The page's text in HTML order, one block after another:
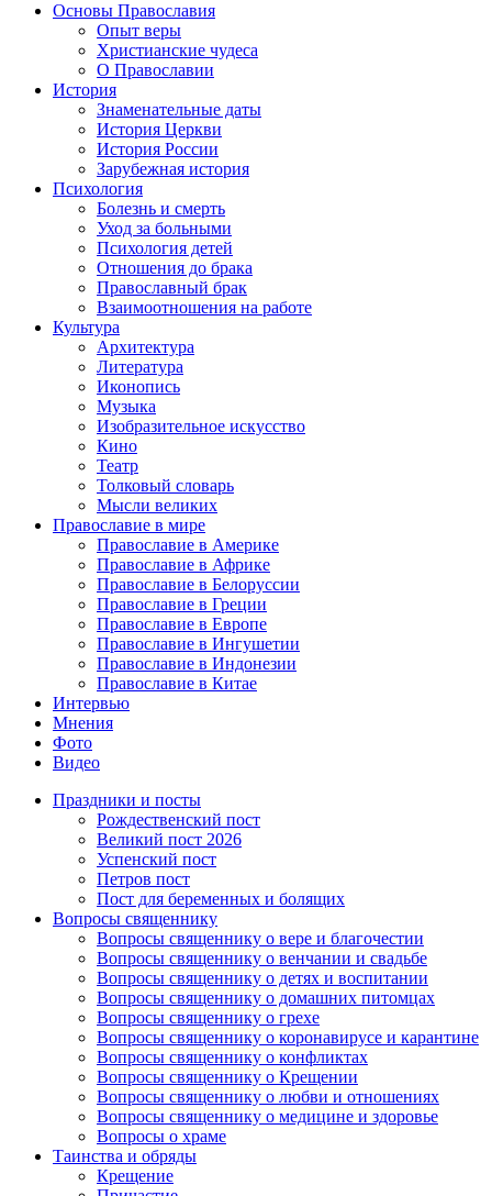
Основы Православия
Опыт веры
Христианские чудеса
О Православии
История
Знаменательные даты
История Церкви
История России
Зарубежная история
Психология
Болезнь и смерть
Уход за больными
Психология детей
Отношения до брака
Православный брак
Взаимоотношения на работе
Культура
Архитектура
Литература
Иконопись
Музыка
Изобразительное искусство
Кино
Театр
Толковый словарь
Мысли великих
Православие в мире
Православие в Америке
Православие в Африке
Православие в Белоруссии
Православие в Греции
Православие в Европе
Православие в Ингушетии
Православие в Индонезии
Православие в Китае
Интервью
Мнения
Фото
Видео
Праздники и посты
Рождественский пост
Великий пост 2026
Успенский пост
Петров пост
Пост для беременных и болящих
Вопросы священнику
Вопросы священнику о вере и благочестии
Вопросы священнику о венчании и свадьбе
Вопросы священнику о детях и воспитании
Вопросы священнику о домашних питомцах
Вопросы священнику о грехе
Вопросы священнику о коронавирусе и карантине
Вопросы священнику о конфликтах
Вопросы священнику о Крещении
Вопросы священнику о любви и отношениях
Вопросы священнику о медицине и здоровье
Вопросы о храме
Таинства и обряды
Крещение